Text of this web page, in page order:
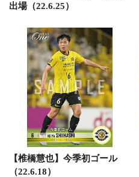
出場（22.6.25）
【椎橋慧也】今季初ゴール
（22.6.18）